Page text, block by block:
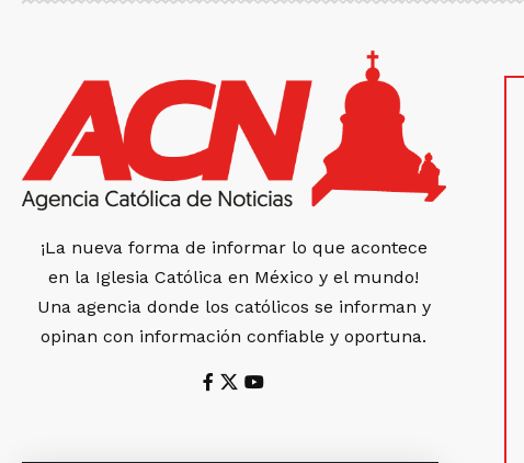
¡La nueva forma de informar lo que acontece
en la Iglesia Católica en México y el mundo!
Una agencia donde los católicos se informan y
opinan con información confiable y oportuna.